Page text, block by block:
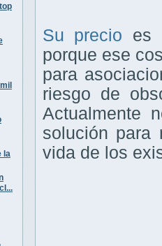
la
Su precio es
porque ese
para
riesgo de
Actualmente
solución para
vida de los